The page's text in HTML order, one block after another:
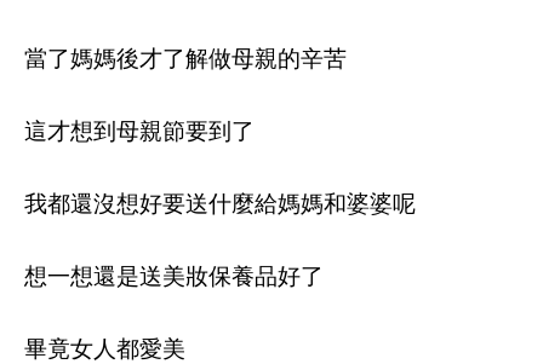
當了媽媽後才了解做母親的辛苦
這才想到母親節要到了
我都還沒想好要送什麼給媽媽和婆婆呢
想一想還是送美妝保養品好了
畢竟女人都愛美